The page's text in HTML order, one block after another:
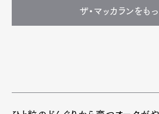
ザ・マッカランをも